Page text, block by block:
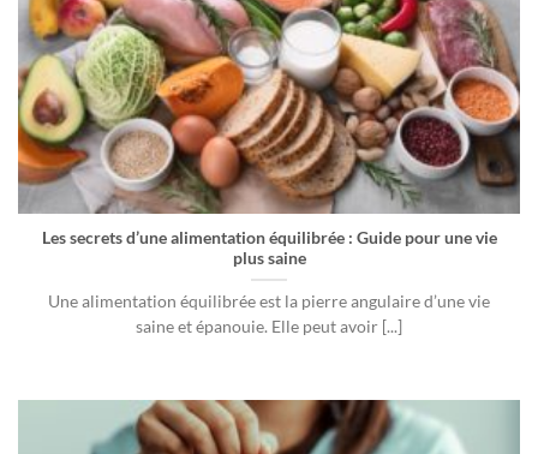
Les secrets d’une alimentation équilibrée : Guide pour une vie
plus saine
Une alimentation équilibrée est la pierre angulaire d’une vie
saine et épanouie. Elle peut avoir [...]